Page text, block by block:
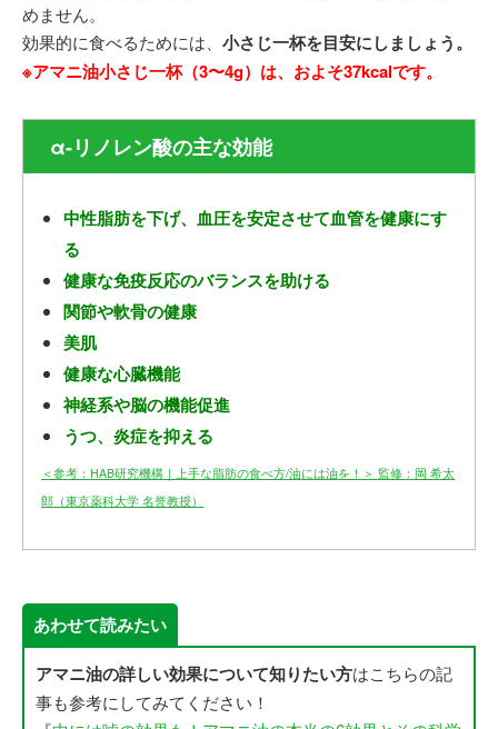
めません。
効果的に食べるためには、 小さじ一杯を目安にしましょう。
※アマニ油小さじ一杯（3〜4g）は、およそ37kcalです。
α-リノレン酸の主な効能
中性脂肪を下げ、血圧を安定させて血管を健康にす
る
健康な免疫反応のバランスを助ける
関節や軟骨の健康
美肌
健康な心臓機能
神経系や脳の機能促進
うつ、炎症を抑える
＜参考：HAB研究機構｜上手な脂肪の食べ方/油には油を！＞ 監修：岡 希太
郎（東京薬科大学 名誉教授）
あわせて読みたい
アマニ油の詳しい効果について知りたい方はこちらの記
事も参考にしてみてください！